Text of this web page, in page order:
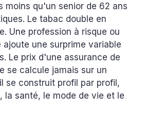
moins qu'un senior de 62 ans
Le tabac double en
Une profession à risque ou
ajoute une surprime variable
Le prix d'une assurance de
se calcule jamais sur un
se construit profil par profil,
la santé, le mode de vie et le